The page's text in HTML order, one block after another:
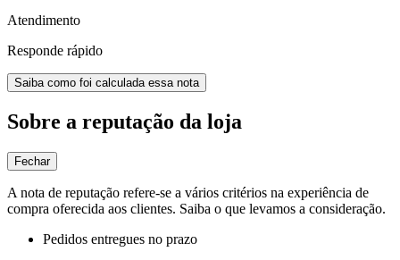
Atendimento
Responde rápido
Saiba como foi calculada essa nota
Sobre a reputação da loja
Fechar
A nota de reputação refere-se a vários critérios na experiência de
compra oferecida aos clientes. Saiba o que levamos a consideração.
Pedidos entregues no prazo